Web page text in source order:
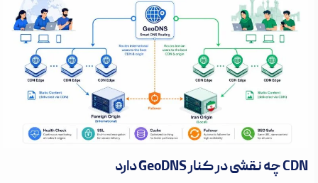
CDN چه نقشی در کنار GeoDNS دارد